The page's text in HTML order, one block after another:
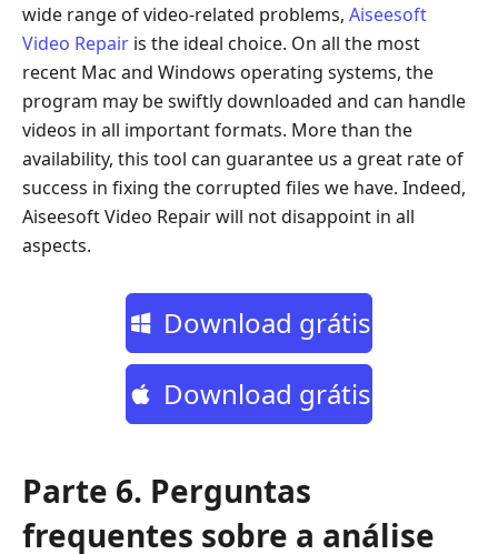
wide range of video-related problems, Aiseesoft
Video Repair is the ideal choice. On all the most
recent Mac and Windows operating systems, the
program may be swiftly downloaded and can handle
videos in all important formats. More than the
availability, this tool can guarantee us a great rate of
success in fixing the corrupted files we have. Indeed,
Aiseesoft Video Repair will not disappoint in all
aspects.
Download grátis
Download grátis
Parte 6. Perguntas
frequentes sobre a análise